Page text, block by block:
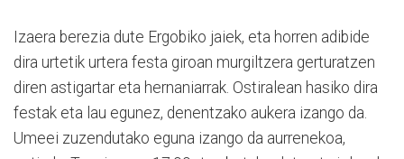
Izaera berezia dute Er­gobiko jaiek, eta horren adibide
dira urtetik urtera festa giroan murgiltzera gertura­tzen
diren astigartar eta hernaniarrak. Ostiralean hasiko dira
festak eta lau egunez, denentzako aukera izango da.
Umeei zuzendutako egu­na izango da aurrenekoa,